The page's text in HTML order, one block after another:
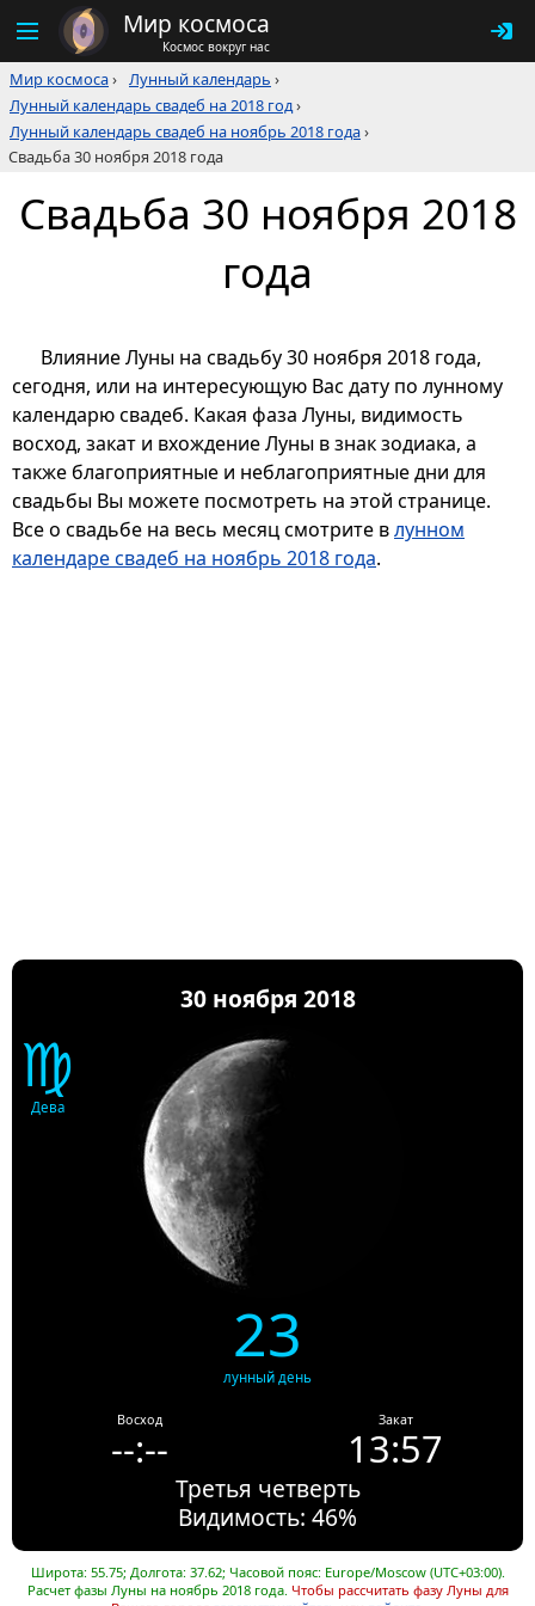
Мир космоса
Космос вокруг нас
Мир космоса› Лунный календарь ›
Лунный календарь свадеб на 2018 год›
Лунный календарь свадеб на ноябрь 2018 года›
Свадьба 30 ноября 2018 года
Свадьба 30 ноября 2018
года
Влияние Луны на свадьбу 30 ноября 2018 года,
сегодня, или на интересующую Вас дату по лунному
календарю свадеб. Какая фаза Луны, видимость
восход, закат и вхождение Луны в знак зодиака, а
также благоприятные и неблагоприятные дни для
свадьбы Вы можете посмотреть на этой странице.
Все о свадьбе на весь месяц смотрите влунном
календаре свадеб на ноябрь 2018 года.
30 ноября 2018
♍
Дева
23
лунный день
Восход
--:--
Закат
13:57
Третья четверть
Видимость: 46%
Широта: 55.75; Долгота: 37.62; Часовой пояс: Europe/Moscow (UTC+03:00).
Расчет фазы Луны на ноябрь 2018 года. Чтобы рассчитать фазу Луны для